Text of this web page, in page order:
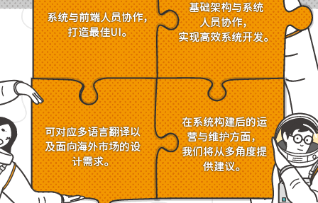
系统与前端人员协作，
打造最佳UI。
基础架构与系统
人员协作，
实现高效系统开发。
可对应多语言翻译以
及面向海外市场的设
计需求。
在系统构建后的运
营与维护方面，
我们将从多角度提
供建议。